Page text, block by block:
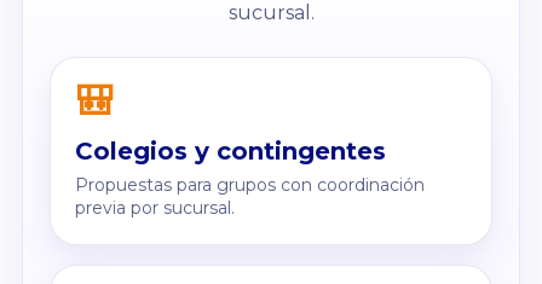
sucursal.
🎒
Colegios y contingentes
Propuestas para grupos con coordinación
previa por sucursal.